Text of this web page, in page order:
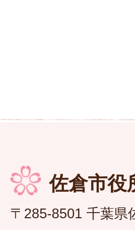
佐倉市役
〒285-8501 千葉県